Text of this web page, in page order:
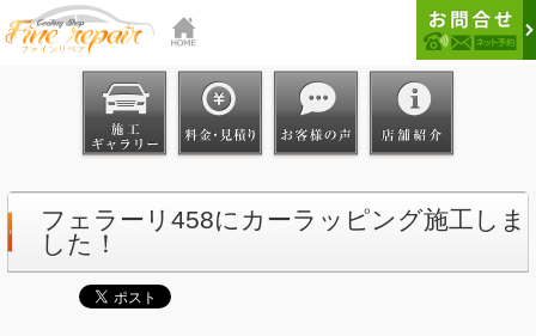
フェラーリ458にカーラッピング施工しま
した！